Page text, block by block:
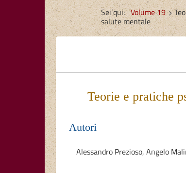
Sei qui:Volume 19
salute mentale
Teorie e pratiche
Autori
Alessandro Prezioso,Angelo